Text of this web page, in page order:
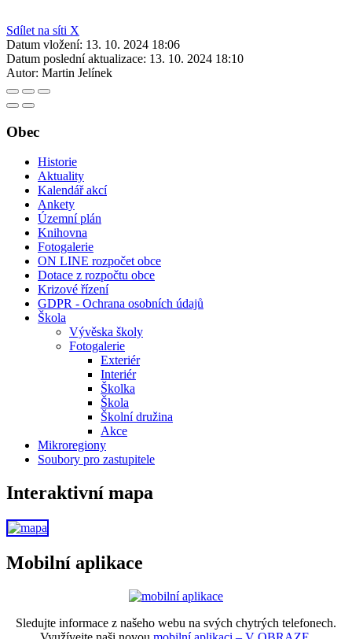
Sdílet na síti X
Datum vložení: 13. 10. 2024 18:06
Datum poslední aktualizace: 13. 10. 2024 18:10
Autor: Martin Jelínek
Obec
Historie
Aktuality
Kalendář akcí
Ankety
Územní plán
Knihovna
Fotogalerie
ON LINE rozpočet obce
Dotace z rozpočtu obce
Krizové řízení
GDPR - Ochrana osobních údajů
Škola
Vývěska školy
Fotogalerie
Exteriér
Interiér
Školka
Škola
Školní družina
Akce
Mikroregiony
Soubory pro zastupitele
Interaktivní mapa
Mobilní aplikace
Sledujte informace z našeho webu na svých chytrých telefonech.